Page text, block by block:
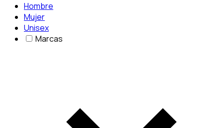
Hombre
Mujer
Unisex
Marcas